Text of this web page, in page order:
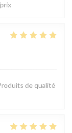
de qualité